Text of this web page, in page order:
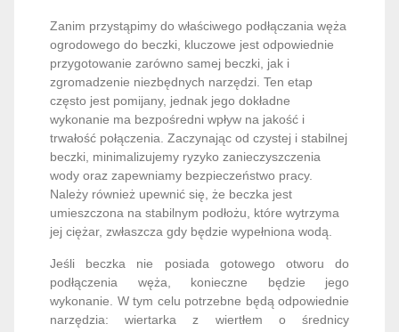
Zanim przystąpimy do właściwego podłączania węża
ogrodowego do beczki, kluczowe jest odpowiednie
przygotowanie zarówno samej beczki, jak i
zgromadzenie niezbędnych narzędzi. Ten etap
często jest pomijany, jednak jego dokładne
wykonanie ma bezpośredni wpływ na jakość i
trwałość połączenia. Zaczynając od czystej i stabilnej
beczki, minimalizujemy ryzyko zanieczyszczenia
wody oraz zapewniamy bezpieczeństwo pracy.
Należy również upewnić się, że beczka jest
umieszczona na stabilnym podłożu, które wytrzyma
jej ciężar, zwłaszcza gdy będzie wypełniona wodą.
Jeśli beczka nie posiada gotowego otworu do
podłączenia węża, konieczne będzie jego
wykonanie. W tym celu potrzebne będą odpowiednie
narzędzia: wiertarka z wiertłem o średnicy